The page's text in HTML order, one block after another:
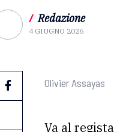
/ Redazione
4 GIUGNO 2026
Olivier Assayas
Va al